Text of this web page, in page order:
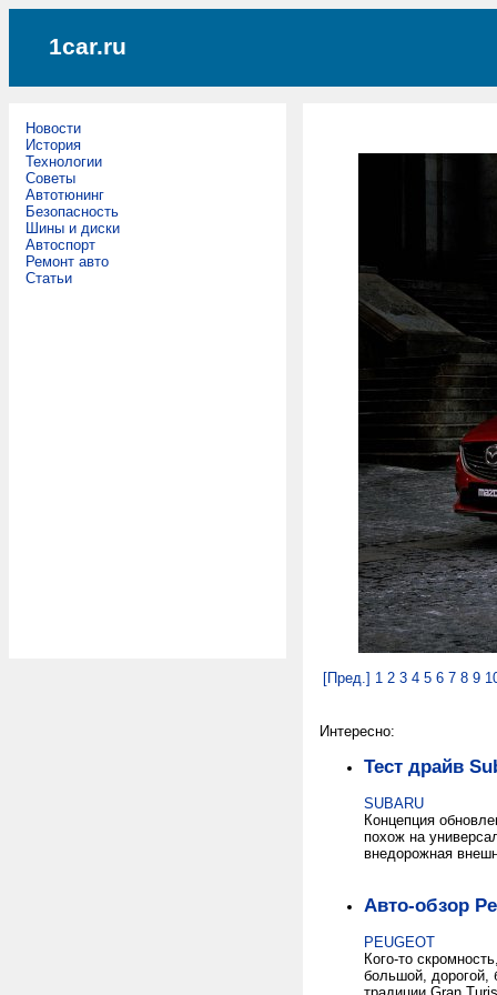
1car.ru
Новости
История
Технологии
Советы
Автотюнинг
Безопасность
Шины и диски
Автоспорт
Ремонт авто
Статьи
[Пред.] 1 2 3 4 5 6 7 8 9
Интересно:
Тест драйв
SUBARU
Концепция
похож на
внедорожная
Авто-обзор
PEUGEOT
Кого-то
большой, дорогой,
традиции Gran